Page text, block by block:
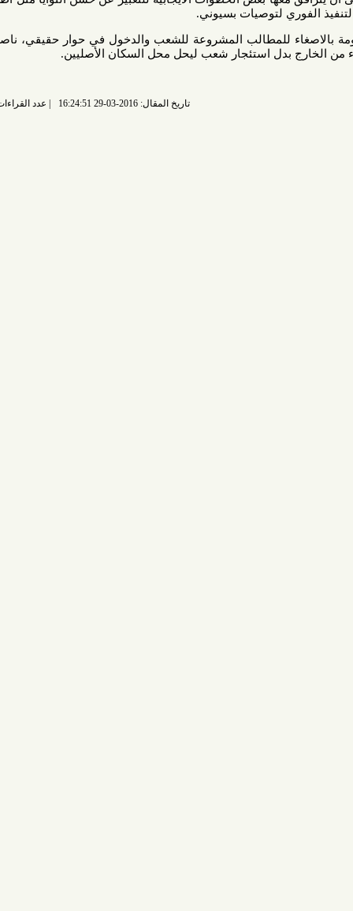
لتوصيات بسيوني.
المشروعة للشعب والدخول في حوار حقيقي، ناصحاً النظام
بدل استئجار شعب ليحل محل السكان الأصليين.
عدد القراءات: 6299 قراءة |